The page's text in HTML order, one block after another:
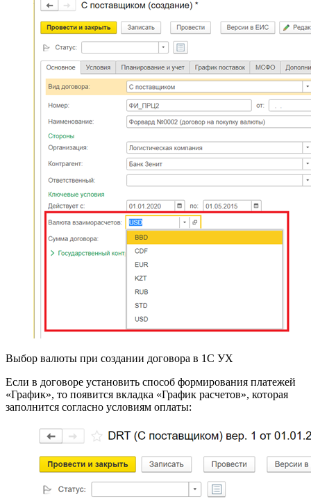
Выбор валюты при создании договора в 1С УХ
Если в договоре установить способ формирования платежей
«График», то появится вкладка «График расчетов», которая
заполнится согласно условиям оплаты: